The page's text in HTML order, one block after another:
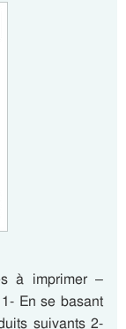
à imprimer –
En se basant
suivants 2-